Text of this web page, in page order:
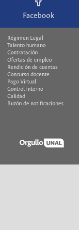
Facebook
Régimen Legal
Talento humano
Contratación
Ofertas de empleo
Rendición de cuentas
Concurso docente
Pago Virtual
Control interno
Calidad
Buzón de notificaciones